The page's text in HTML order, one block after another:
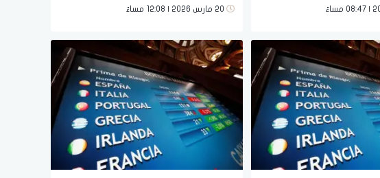
20 مارس 2026 | 12:08 مساءً